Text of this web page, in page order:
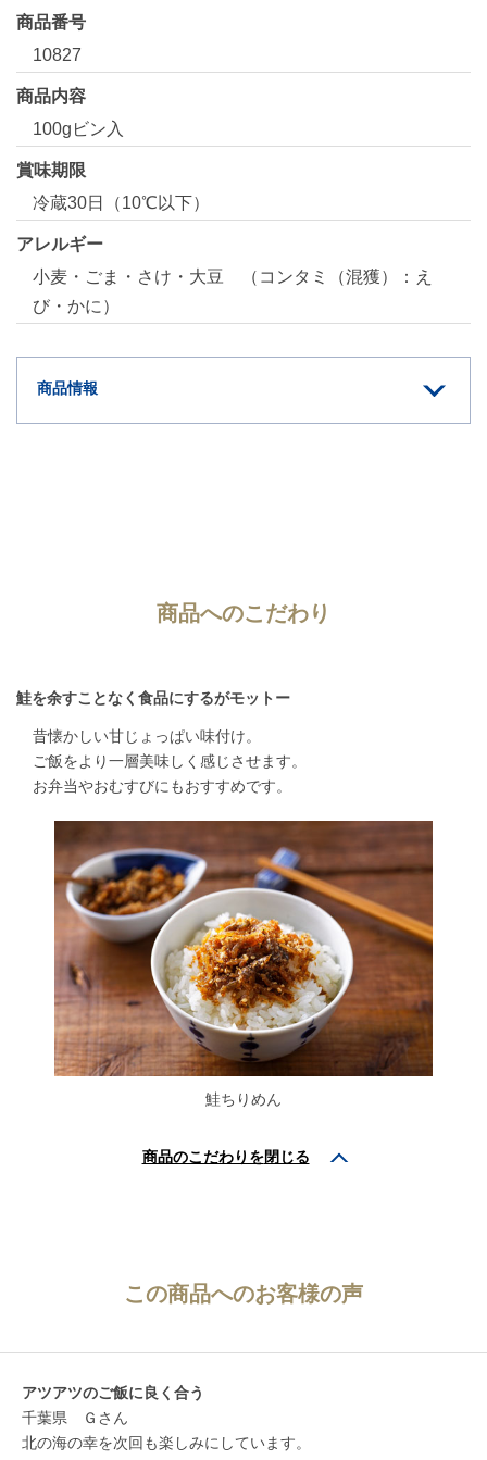
商品番号
10827
商品内容
100gビン入
賞味期限
冷蔵30日（10℃以下）
アレルギー
小麦・ごま・さけ・大豆 （コンタミ（混獲）：え
び・かに）
商品情報
商品へのこだわり
鮭を余すことなく食品にするがモットー
昔懐かしい甘じょっぱい味付け。
ご飯をより一層美味しく感じさせます。
お弁当やおむすびにもおすすめです。
鮭ちりめん
商品のこだわりを閉じる
この商品へのお客様の声
アツアツのご飯に良く合う
千葉県 Ｇさん
北の海の幸を次回も楽しみにしています。